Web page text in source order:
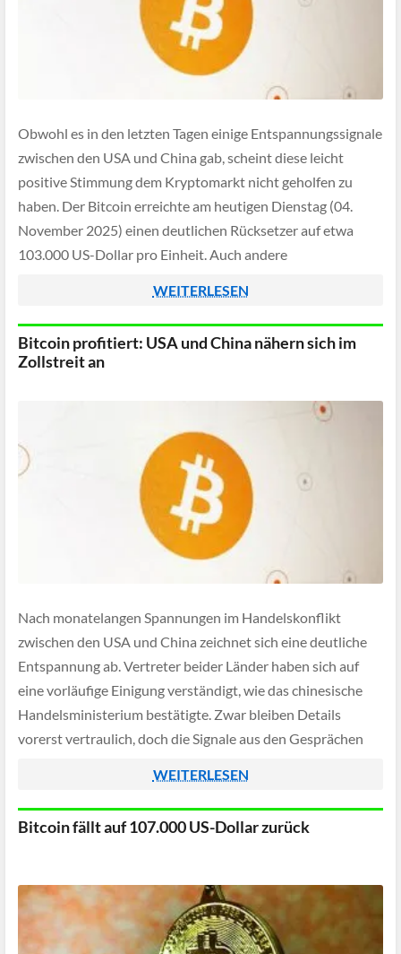
Obwohl es in den letzten Tagen einige Entspannungssignale
zwischen den USA und China gab, scheint diese leicht
positive Stimmung dem Kryptomarkt nicht geholfen zu
haben. Der Bitcoin erreichte am heutigen Dienstag (04.
November 2025) einen deutlichen Rücksetzer auf etwa
103.000 US-Dollar pro Einheit. Auch andere
Kursabschlägen, lediglich der Altcoin […]
WEITERLESEN
Bitcoin profitiert: USA und China nähern sich im
Zollstreit an
Nach monatelangen Spannungen im Handelskonflikt
zwischen den USA und China zeichnet sich eine deutliche
Entspannung ab. Vertreter beider Länder haben sich auf
eine vorläufige Einigung verständigt, wie das chinesische
Handelsministerium bestätigte. Zwar bleiben Details
vorerst vertraulich, doch die Signale aus den Gesprächen
zeigen sich kompromissbereit und hoffen auf […]
WEITERLESEN
Bitcoin fällt auf 107.000 US-Dollar zurück